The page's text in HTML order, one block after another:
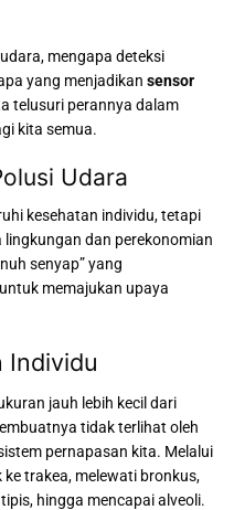
mengapa deteksi
yang menjadikan sensor
telusuri perannya dalam
kita semua.
Udara
kesehatan individu, tetapi
lingkungan dan perekonomian
senyap” yang
memajukan upaya
Individu
jauh lebih kecil dari
tidak terlihat oleh
pernapasan kita. Melalui
trakea, melewati bronkus,
hingga mencapai alveoli.